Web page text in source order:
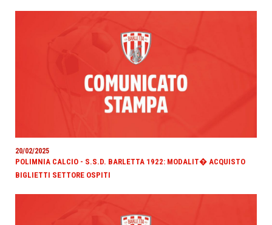
20/02/2025
POLIMNIA CALCIO - S.S.D. BARLETTA 1922: MODALIT� ACQUISTO
BIGLIETTI SETTORE OSPITI